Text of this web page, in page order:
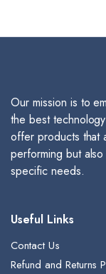
Our mission is to
the best
offer products that
performing but
specific needs.
Useful Links
Contact Us
Refund and Returns